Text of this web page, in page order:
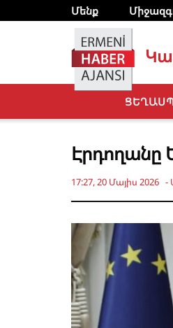
Մենք
Էրդողանը
17:27, 20 Մայիս 2026 -